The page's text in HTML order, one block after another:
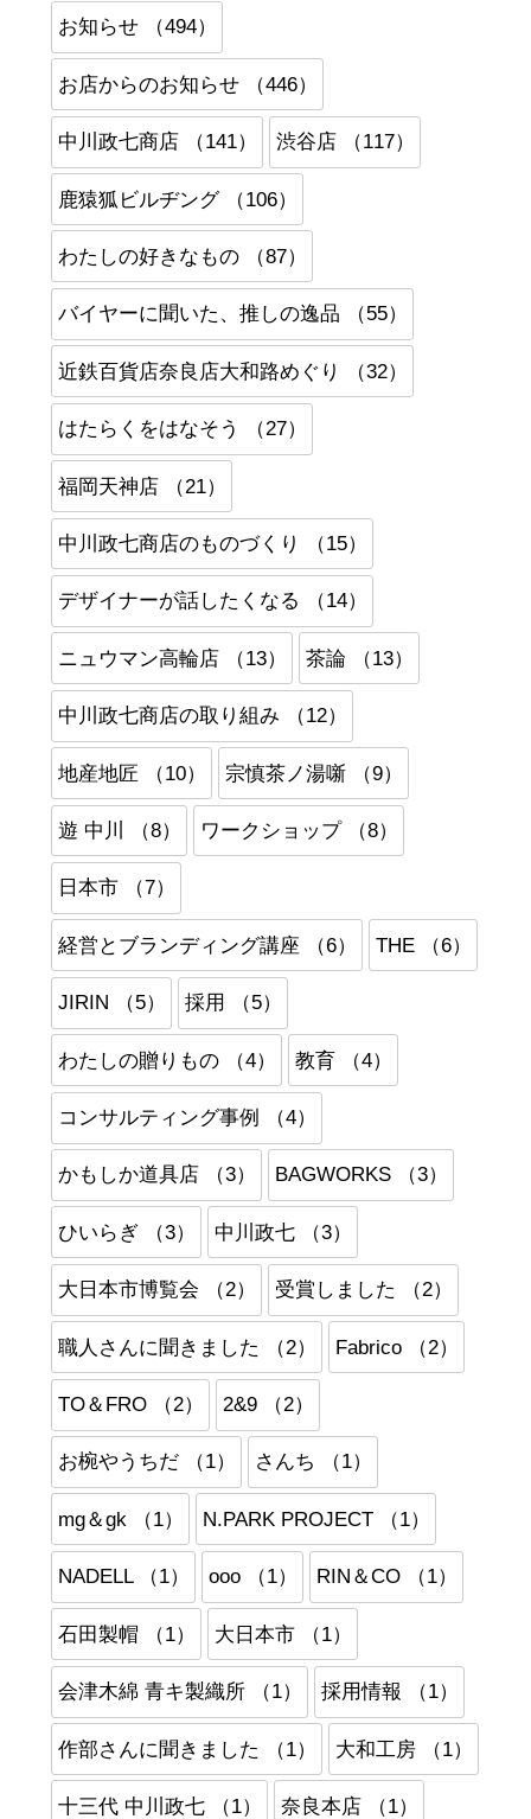
お知らせ （494）
お店からのお知らせ （446）
中川政七商店 （141） 渋谷店 （117）
鹿猿狐ビルヂング （106）
わたしの好きなもの （87）
バイヤーに聞いた、推しの逸品 （55）
近鉄百貨店奈良店大和路めぐり （32）
はたらくをはなそう （27）
福岡天神店 （21）
中川政七商店のものづくり （15）
デザイナーが話したくなる （14）
ニュウマン高輪店 （13） 茶論 （13）
中川政七商店の取り組み （12）
地産地匠 （10） 宗慎茶ノ湯噺 （9）
遊 中川 （8） ワークショップ （8）
日本市 （7）
経営とブランディング講座 （6） THE （6）
JIRIN （5） 採用 （5）
わたしの贈りもの （4） 教育 （4）
コンサルティング事例 （4）
かもしか道具店 （3） BAGWORKS （3）
ひいらぎ （3） 中川政七 （3）
大日本市博覧会 （2） 受賞しました （2）
職人さんに聞きました （2） Fabrico （2）
TO＆FRO （2） 2&9 （2）
お椀やうちだ （1） さんち （1）
mg＆gk （1） N.PARK PROJECT （1）
NADELL （1） ooo （1） RIN＆CO （1）
石田製帽 （1） 大日本市 （1）
会津木綿 青キ製織所 （1） 採用情報 （1）
作部さんに聞きました （1） 大和工房 （1）
十三代 中川政七 （1） 奈良本店 （1）